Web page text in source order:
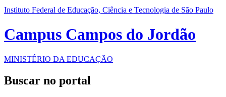
Instituto Federal de Educação, Ciência e Tecnologia de São Paulo
Campus Campos do Jordão
MINISTÉRIO DA EDUCAÇÃO
Buscar no portal